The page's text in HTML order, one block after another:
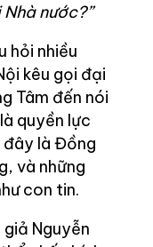
nước?”
hỏi nhiều
kêu gọi đại
Tâm đến nói
quyền lực
đây là Đồng
và những
con tin.
Nguyễn